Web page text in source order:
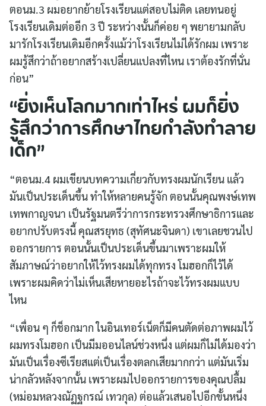
ตอนม.3 ผมอยากย้ายโรงเรียนแต่สอบไม่ติด เลยทนอยู่
โรงเรียนเดิมต่ออีก 3 ปี ระหว่างนั้นก็ค่อย ๆ พยายามกลับ
มารักโรงเรียนเดิมอีกครั้งแม้ว่าโรงเรียนไม่ได้รักผม เพราะ
ผมรู้สึกว่าถ้าอยากสร้างเปลี่ยนแปลงที่ไหน เราต้องรักที่นั่น
ก่อน”
“ยิ่งเห็นโลกมากเท่าไหร่ ผมก็ยิ่ง
รู้สึกว่าการศึกษาไทยกำลังทำลาย
เด็ก”
“ตอนม.4 ผมเขียนบทความเกี่ยวกับทรงผมนักเรียน แล้ว
มันเป็นประเด็นขึ้น ทำให้หลายคนรู้จัก ตอนนั้นคุณพงษ์เทพ
เทพกาญจนา เป็นรัฐมนตรีว่าการกระทรวงศึกษาธิการและ
อยากปรับตรงนี้ คุณสรยุทธ (สุทัศนะจินดา) เขาเลยชวนไป
ออกรายการ ตอนนั้นเป็นประเด็นขึ้นมาเพราะผมให้
สัมภาษณ์ว่าอยากให้ไว้ทรงผมได้ทุกทรง โมฮอกก็ไว้ได้
เพราะผมคิดว่าไม่เห็นเสียหายอะไรถ้าจะไว้ทรงผมแบบ
ไหน
“เพื่อน ๆ ก็ช็อกมาก ในอินเทอร์เน็ตก็มีคนตัดต่อภาพผมไว้
ผมทรงโมฮอก เป็นมีมออนไลน์ช่วงหนึ่ง แต่ผมก็ไม่ได้มองว่า
มันเป็นเรื่องซีเรียสแต่เป็นเรื่องตลกเสียมากกว่า แต่มันเริ่ม
น่ากลัวหลังจากนั้น เพราะผมไปออกรายการของคุณปลื้ม
(หม่อมหลวงณัฏฐกรณ์ เทวกุล) ต่อแล้วเสนอไปอีกขั้นหนึ่ง